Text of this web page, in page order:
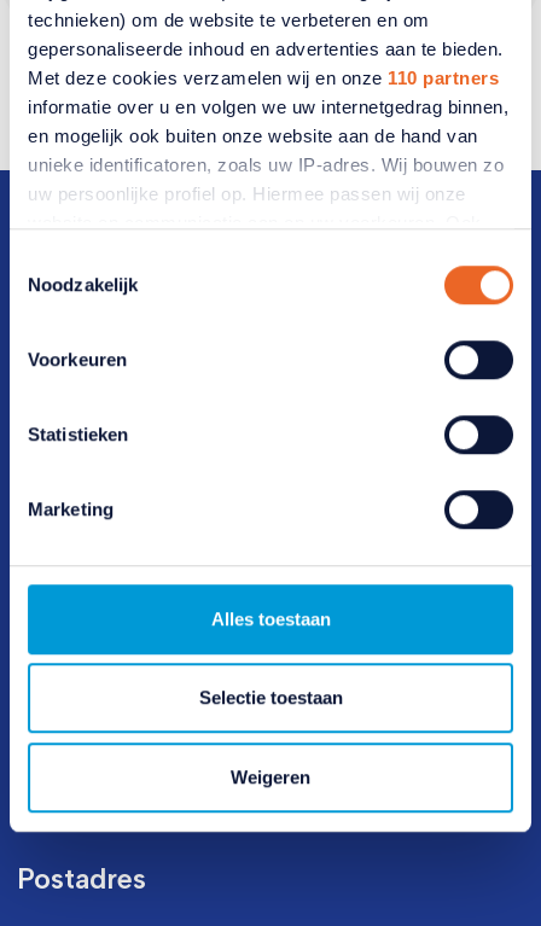
technieken) om de website te verbeteren en om
gepersonaliseerde inhoud en advertenties aan te bieden.
Met deze cookies verzamelen wij en onze 110 partners
informatie over u en volgen we uw internetgedrag binnen,
en mogelijk ook buiten onze website aan de hand van
unieke identificatoren, zoals uw IP-adres. Wij bouwen zo
uw persoonlijke profiel op. Hiermee passen wij onze
van uw recente internetgedrag. Ook delen we mogelijk
partners voor social media, adverteren en analyse. Deze
partners kunnen deze gegevens combineren met andere
verzameld op basis van uw gebruik van hun services.
Verandert u later van gedachten? U kunt uw voorkeuren
op het blauwe icoontje linksonder.
cookiebeleid.
Noodzakelijk
Voorkeuren
Statistieken
Marketing
Alles toestaan
Selectie toestaan
Weigeren
Menu Bennekom
Vrijwilligers(werk)
Werf een lid
Bezoekadres
Vijzelmolenlaan 20-22 3447 GX Woerden
Postadres